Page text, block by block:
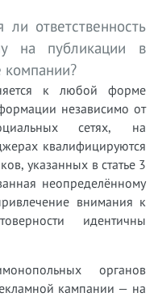
ли ответственность
на публикации в
компании?
к любой форме
независимо от
сетях, на
квалифицируются
указанных в статье 3
неопределённому
внимания к
идентичны
органов
кампании — на